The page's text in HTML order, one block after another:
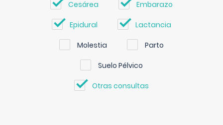
Cesárea Embarazo
Epidural Lactancia
Molestia Parto
Suelo Pélvico
Otras consultas